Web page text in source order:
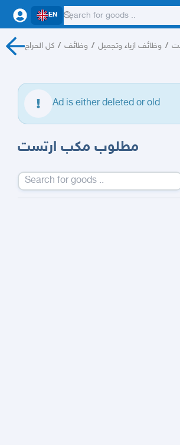
EN
كل الحراج / وظائف / وظائف ازياء وتجميل /
Ad is either deleted or old
مطلوب مكب ارتست